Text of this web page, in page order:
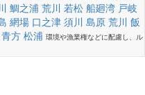
鯛之浦 荒川 若松 船廻湾 戸岐
網場 口之津 須川 島原 荒川 飯
青方 松浦 環境や漁業権などに配慮し、ル